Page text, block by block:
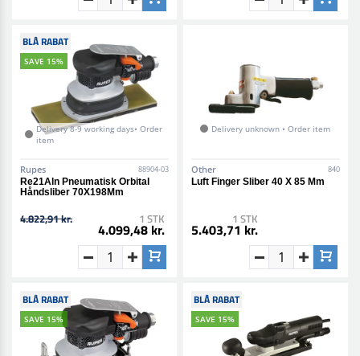
BLÅ RABAT
SAVE 15%
Delivery 8-9 working days• Order
item
Rupes 88904-03
Re21Aln Pneumatisk Orbital
Håndsliber 70X198Mm
4.822,91 kr. 1 STK
4.099,48 kr.
Delivery unknown • Order item
Other 840
Luft Finger Sliber 40 X 85 Mm
1 STK
5.403,71 kr.
BLÅ RABAT
SAVE 15%
BLÅ RABAT
SAVE 15%